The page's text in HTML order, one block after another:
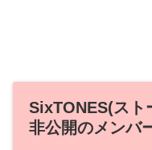
SixTONES(スト
非公開のメンバ